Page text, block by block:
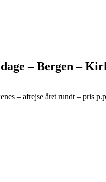
– Bergen –
– afrejse året rundt – pris